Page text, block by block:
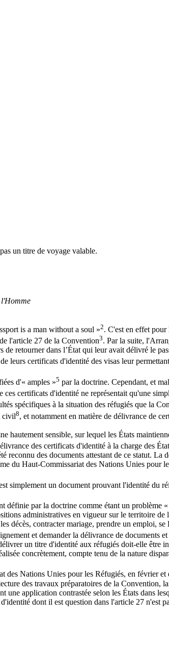
un titre de voyage valable.
l'Homme
is a man without a soul »2. C'est en effet pour
l'article 27 de la Convention3. Par la suite,
retourner dans l’État qui leur avait délivré le
leurs certificats d'identité des visas leur
d'« amples »5 par la doctrine. Cependant, et
certificats d'identité ne représentait qu'une
spécifiques à la situation des réfugiés que la
civil8, et notamment en matière de délivrance de
sensible, sur lequel les États
des certificats d'identité à la charge des
des documents attestant de ce statut. La
du Haut-Commissariat des Nations Unies pour
simplement un document prouvant l'identité du
définie par la doctrine comme étant un problème
administratives en vigueur sur le territoire de
décès, contracter mariage, prendre un emploi,
et demander la délivrance de documents
un titre d'identité aux réfugiés doit-elle être
concrètement, compte tenu de la nature
des Nations Unies pour les Réfugiés, en février et
des travaux préparatoires de la Convention,
application contrastée selon les États dans
dont il est question dans l'article 27 n'est